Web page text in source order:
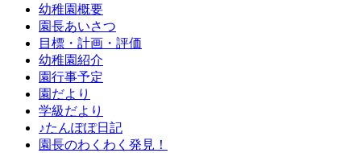
幼稚園概要
園長あいさつ
目標・計画・評価
幼稚園紹介
園行事予定
園だより
学級だより
♪たんぽぽ日記
園長のわくわく発見！